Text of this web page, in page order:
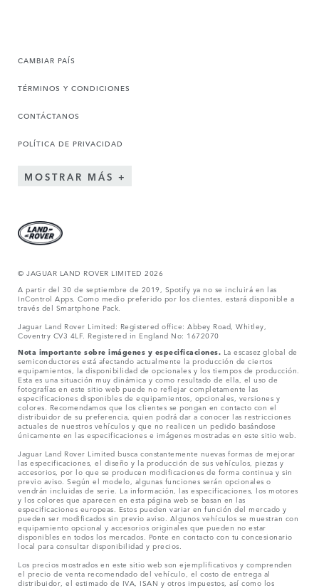
CAMBIAR PAÍS
TÉRMINOS Y CONDICIONES
CONTÁCTANOS
POLÍTICA DE PRIVACIDAD
MOSTRAR MÁS
© JAGUAR LAND ROVER LIMITED 2026
A partir del 30 de septiembre de 2019, Spotify ya no se incluirá en las
InControl Apps. Como medio preferido por los clientes, estará disponible a
través del Smartphone Pack.
Jaguar Land Rover Limited: Registered office: Abbey Road, Whitley,
Coventry CV3 4LF. Registered in England No: 1672070
Nota importante sobre imágenes y especificaciones. La escasez global de
semiconductores está afectando actualmente la producción de ciertos
equipamientos, la disponibilidad de opcionales y los tiempos de producción.
Esta es una situación muy dinámica y como resultado de ella, el uso de
fotografías en este sitio web puede no reflejar completamente las
especificaciones disponibles de equipamientos, opcionales, versiones y
colores. Recomendamos que los clientes se pongan en contacto con el
distribuidor de su preferencia, quien podrá dar a conocer las restricciones
actuales de nuestros vehículos y que no realicen un pedido basándose
únicamente en las especificaciones e imágenes mostradas en este sitio web.
Jaguar Land Rover Limited busca constantemente nuevas formas de mejorar
las especificaciones, el diseño y la producción de sus vehículos, piezas y
accesorios, por lo que se producen modificaciones de forma continua y sin
previo aviso. Según el modelo, algunas funciones serán opcionales o
vendrán incluidas de serie. La información, las especificaciones, los motores
y los colores que aparecen en esta página web se basan en las
especificaciones europeas. Estos pueden variar en función del mercado y
pueden ser modificados sin previo aviso. Algunos vehículos se muestran con
equipamiento opcional y accesorios originales que pueden no estar
disponibles en todos los mercados. Ponte en contacto con tu concesionario
local para consultar disponibilidad y precios.
Los precios mostrados en este sitio web son ejemplificativos y comprenden
el precio de venta recomendado del vehículo, el costo de entrega al
distribuidor, el estimado de IVA, ISAN y otros impuestos, así como los